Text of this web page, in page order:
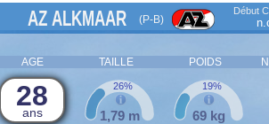
AZ ALKMAAR (P-B)
Début
AGE TAILLE POIDS
28
ans 1,79 m
26%
69 kg
19%